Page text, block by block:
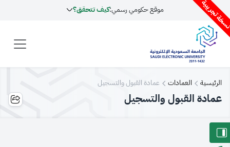
تجريبية موقع حكومي رسمي:كيف تتحقق؟
الرئيسية العمادات عمادة القبول والتسجيل
عمادة القبول والتسجيل